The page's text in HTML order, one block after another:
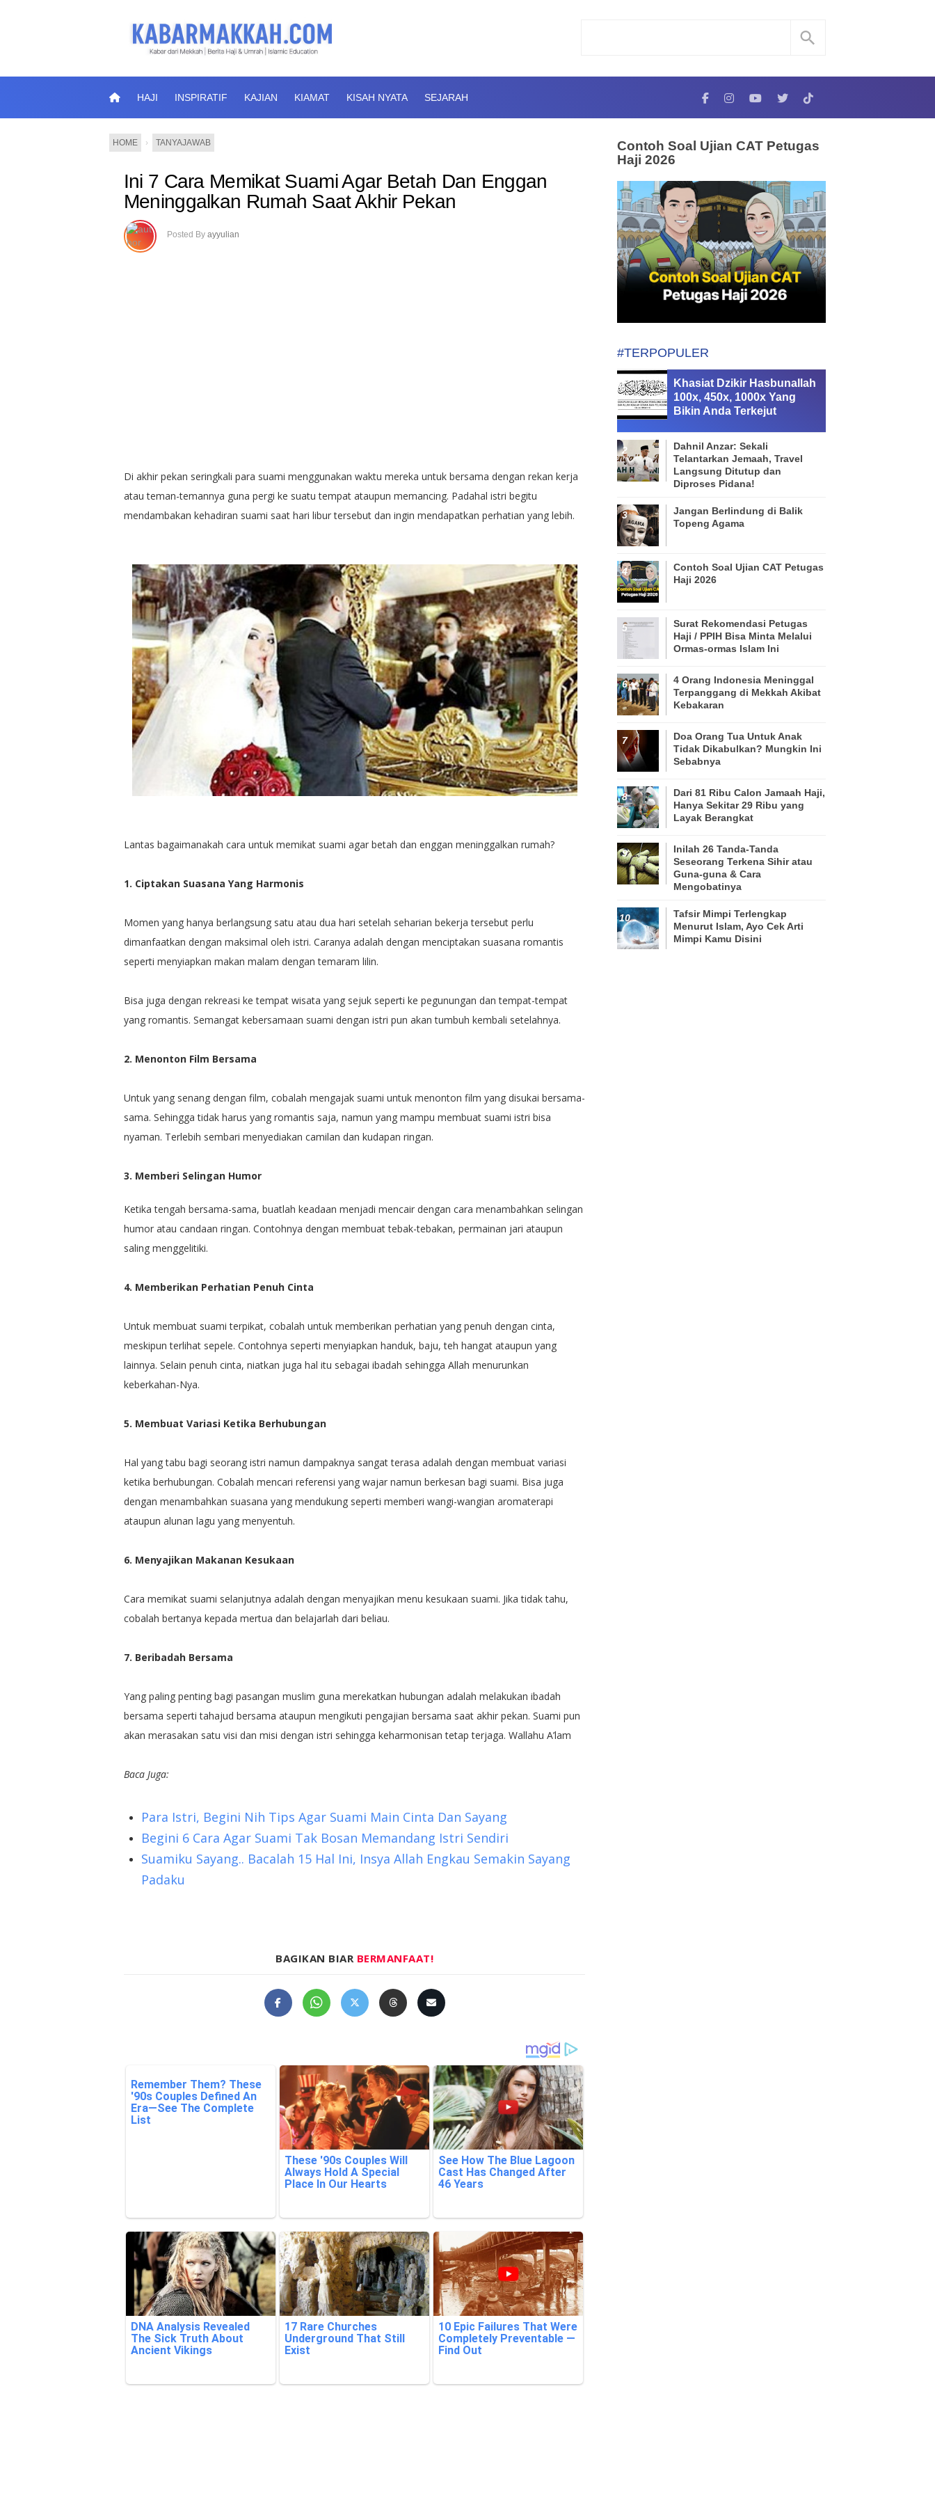
HAJI INSPIRATIF KAJIAN KIAMAT KISAH NYATA SEJARAH
HOME › TANYAJAWAB
Ini 7 Cara Memikat Suami Agar Betah Dan Enggan
Meninggalkan Rumah Saat Akhir Pekan
Posted By ayyulian
Di akhir pekan seringkali para suami menggunakan waktu mereka untuk bersama dengan rekan kerja
atau teman-temannya guna pergi ke suatu tempat ataupun memancing. Padahal istri begitu
mendambakan kehadiran suami saat hari libur tersebut dan ingin mendapatkan perhatian yang lebih.
Lantas bagaimanakah cara untuk memikat suami agar betah dan enggan meninggalkan rumah?
1. Ciptakan Suasana Yang Harmonis
Momen yang hanya berlangsung satu atau dua hari setelah seharian bekerja tersebut perlu
dimanfaatkan dengan maksimal oleh istri. Caranya adalah dengan menciptakan suasana romantis
seperti menyiapkan makan malam dengan temaram lilin.
Bisa juga dengan rekreasi ke tempat wisata yang sejuk seperti ke pegunungan dan tempat-tempat
yang romantis. Semangat kebersamaan suami dengan istri pun akan tumbuh kembali setelahnya.
2. Menonton Film Bersama
Untuk yang senang dengan film, cobalah mengajak suami untuk menonton film yang disukai bersama-
sama. Sehingga tidak harus yang romantis saja, namun yang mampu membuat suami istri bisa
nyaman. Terlebih sembari menyediakan camilan dan kudapan ringan.
3. Memberi Selingan Humor
Ketika tengah bersama-sama, buatlah keadaan menjadi mencair dengan cara menambahkan selingan
humor atau candaan ringan. Contohnya dengan membuat tebak-tebakan, permainan jari ataupun
saling menggelitiki.
4. Memberikan Perhatian Penuh Cinta
Untuk membuat suami terpikat, cobalah untuk memberikan perhatian yang penuh dengan cinta,
meskipun terlihat sepele. Contohnya seperti menyiapkan handuk, baju, teh hangat ataupun yang
lainnya. Selain penuh cinta, niatkan juga hal itu sebagai ibadah sehingga Allah menurunkan
keberkahan-Nya.
5. Membuat Variasi Ketika Berhubungan
Hal yang tabu bagi seorang istri namun dampaknya sangat terasa adalah dengan membuat variasi
ketika berhubungan. Cobalah mencari referensi yang wajar namun berkesan bagi suami. Bisa juga
dengan menambahkan suasana yang mendukung seperti memberi wangi-wangian aromaterapi
ataupun alunan lagu yang menyentuh.
6. Menyajikan Makanan Kesukaan
Cara memikat suami selanjutnya adalah dengan menyajikan menu kesukaan suami. Jika tidak tahu,
cobalah bertanya kepada mertua dan belajarlah dari beliau.
7. Beribadah Bersama
Yang paling penting bagi pasangan muslim guna merekatkan hubungan adalah melakukan ibadah
bersama seperti tahajud bersama ataupun mengikuti pengajian bersama saat akhir pekan. Suami pun
akan merasakan satu visi dan misi dengan istri sehingga keharmonisan tetap terjaga. Wallahu A’lam
Baca Juga:
Para Istri, Begini Nih Tips Agar Suami Main Cinta Dan Sayang
Begini 6 Cara Agar Suami Tak Bosan Memandang Istri Sendiri
Suamiku Sayang.. Bacalah 15 Hal Ini, Insya Allah Engkau Semakin Sayang
Padaku
BAGIKAN BIAR BERMANFAAT!
Contoh Soal Ujian CAT Petugas
Haji 2026
#TERPOPULER
Khasiat Dzikir Hasbunallah
100x, 450x, 1000x Yang
Bikin Anda Terkejut
Dahnil Anzar: Sekali
Telantarkan Jemaah, Travel
Langsung Ditutup dan
Diproses Pidana!
Jangan Berlindung di Balik
Topeng Agama
Contoh Soal Ujian CAT Petugas
Haji 2026
Surat Rekomendasi Petugas
Haji / PPIH Bisa Minta Melalui
Ormas-ormas Islam Ini
4 Orang Indonesia Meninggal
Terpanggang di Mekkah Akibat
Kebakaran
Doa Orang Tua Untuk Anak
Tidak Dikabulkan? Mungkin Ini
Sebabnya
Dari 81 Ribu Calon Jamaah Haji,
Hanya Sekitar 29 Ribu yang
Layak Berangkat
Inilah 26 Tanda-Tanda
Seseorang Terkena Sihir atau
Guna-guna & Cara
Mengobatinya
Tafsir Mimpi Terlengkap
Menurut Islam, Ayo Cek Arti
Mimpi Kamu Disini